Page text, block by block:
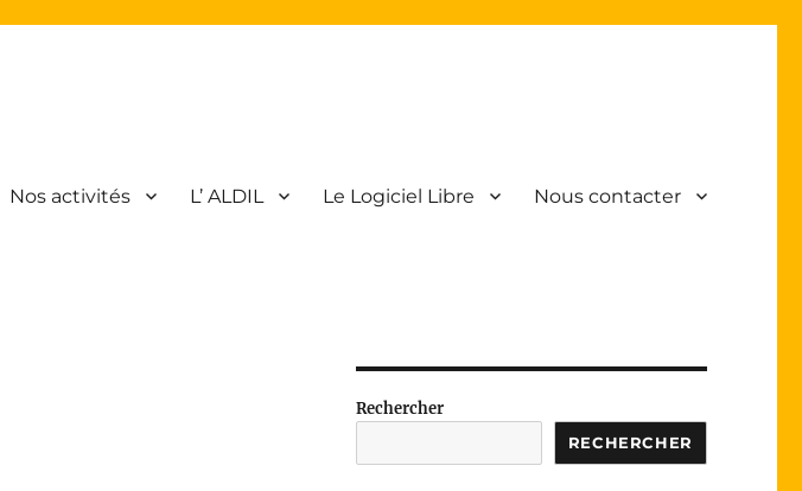
Nos activités L’ ALDIL Le Logiciel Libre Nous contacter
Rechercher
RECHERCHER